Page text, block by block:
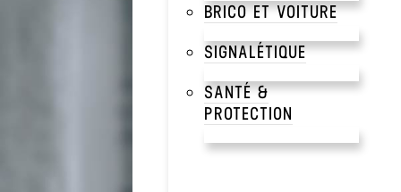
BRICO ET VOITURE
SIGNALÉTIQUE
SANTÉ &
PROTECTION
Découvrez notre
d’activités. Une